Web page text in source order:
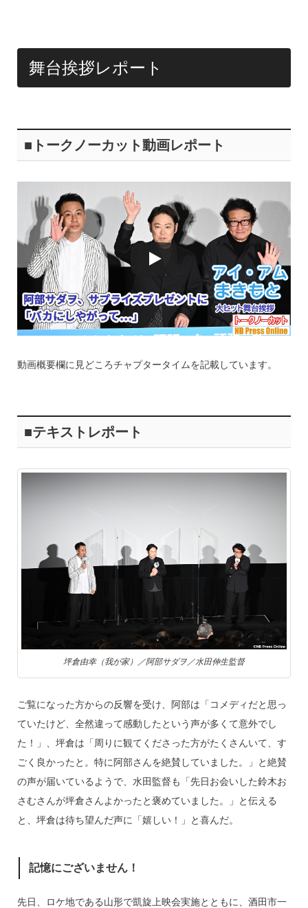
舞台挨拶レポート
■トークノーカット動画レポート
動画概要欄に見どころチャプタータイムを記載しています。
■テキストレポート
坪倉由幸（我が家）／阿部サダヲ／水田伸生監督
ご覧になった方からの反響を受け、阿部は「コメディだと思っ
ていたけど、全然違って感動したという声が多くて意外でし
た！」、坪倉は「周りに観てくださった方がたくさんいて、す
ごく良かったと。特に阿部さんを絶賛していました。」と絶賛
の声が届いているようで、水田監督も「先日お会いした鈴木お
さむさんが坪倉さんよかったと褒めていました。」と伝える
と、坪倉は待ち望んだ声に「嬉しい！」と喜んだ。
記憶にございません！
先日、ロケ地である山形で凱旋上映会実施とともに、酒田市一